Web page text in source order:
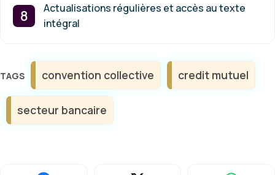
Actualisations régulières et accès au texte
intégral
Étiquettes
convention collective credit mutuel
secteur bancaire